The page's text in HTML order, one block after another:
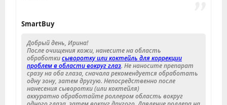
SmartBuy
Добрый день, Ирина!
После очищения кожи, нанесите на область
обработкисыворотку или коктейль для коррекции
проблем в области вокруг глаз. Не наносите препарат
сразу на оба глаза, сначала рекомендуется обработать
одну зону, затем другую. Непосредственно после
нанесения сыворотки (или коктейля)
аккуратно обработайте роллером область вокруг